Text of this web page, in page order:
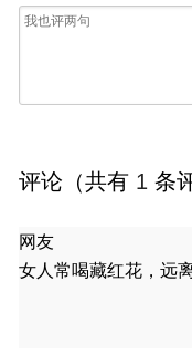
评论（共有 1 条
网友
女人常喝藏红花，远